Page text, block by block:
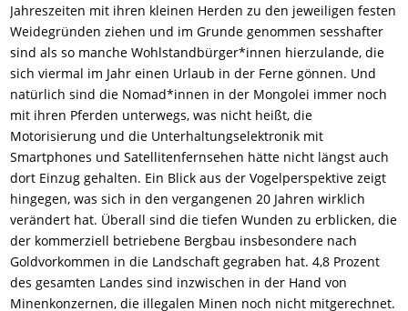
Jahreszeiten mit ihren kleinen Herden zu den jeweiligen festen
Weidegründen ziehen und im Grunde genommen sesshafter
sind als so manche Wohlstandbürger*innen hierzulande, die
sich viermal im Jahr einen Urlaub in der Ferne gönnen. Und
natürlich sind die Nomad*innen in der Mongolei immer noch
mit ihren Pferden unterwegs, was nicht heißt, die
Motorisierung und die Unterhaltungselektronik mit
Smartphones und Satellitenfernsehen hätte nicht längst auch
dort Einzug gehalten. Ein Blick aus der Vogelperspektive zeigt
hingegen, was sich in den vergangenen 20 Jahren wirklich
verändert hat. Überall sind die tiefen Wunden zu erblicken, die
der kommerziell betriebene Bergbau insbesondere nach
Goldvorkommen in die Landschaft gegraben hat. 4,8 Prozent
des gesamten Landes sind inzwischen in der Hand von
Minenkonzernen, die illegalen Minen noch nicht mitgerechnet.